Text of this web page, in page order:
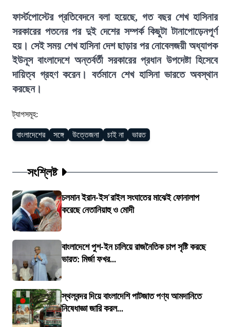
ফার্স্টপোস্টের প্রতিবেদনে বলা হয়েছে, গত বছর শেখ হাসিনার
সরকারের পতনের পর দুই দেশের সম্পর্ক কিছুটা টানাপোড়েনপূর্ণ
হয়। সেই সময় শেখ হাসিনা দেশ ছাড়ার পর নোবেলজয়ী অধ্যাপক
ইউনূস বাংলাদেশে অন্তর্বর্তী সরকারের প্রধান উপদেষ্টা হিসেবে
দায়িত্ব গ্রহণ করেন। বর্তমানে শেখ হাসিনা ভারতে অবস্থান
করছেন।
ট্যাগসমূহ:
বাংলাদেশের সঙ্গে উত্তেজনা চাই না ভারত
সংশ্লিষ্ট
চলমান ইরান-ইস'রাইল সংঘাতের মাঝেই ফোনালাপ
করেছে নেতানিয়াহু ও মোদী
বাংলাদেশে পুশ-ইন চালিয়ে রাজনৈতিক চাপ সৃষ্টি করছে
ভারত: মির্জা ফখর...
স্থলবন্দর দিয়ে বাংলাদেশি পাটজাত পণ্য আমদানিতে
নিষেধাজ্ঞা জারি করল...